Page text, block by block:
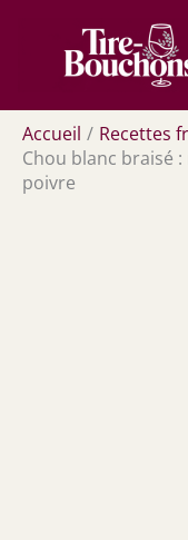
contenu
Accueil
Recettes
Chou blanc braisé
poivre